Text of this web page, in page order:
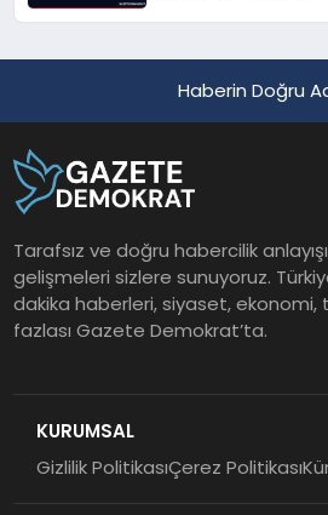
Haberin Doğru
Tarafsız ve doğru habercilik
gelişmeleri sizlere sunuyoruz.
dakika haberleri, siyaset, ekonomi,
fazlası Gazete Demokrat’ta.
KURUMSAL
Gizlilik PolitikasıÇerez Politikası